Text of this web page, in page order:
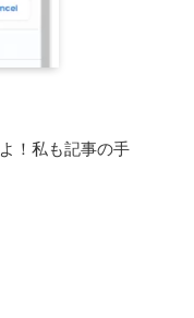
よ！私も記事の手